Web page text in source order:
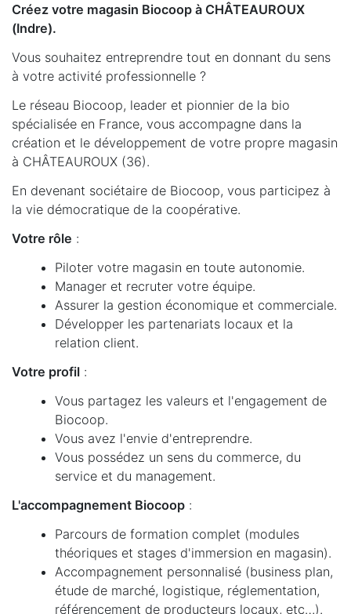
Créez votre magasin Biocoop à CHÂTEAUROUX
(Indre).
Vous souhaitez entreprendre tout en donnant du sens
à votre activité professionnelle ?
Le réseau Biocoop, leader et pionnier de la bio
spécialisée en France, vous accompagne dans la
création et le développement de votre propre magasin
à CHÂTEAUROUX (36).
En devenant sociétaire de Biocoop, vous participez à
la vie démocratique de la coopérative.
Votre rôle :
Piloter votre magasin en toute autonomie.
Manager et recruter votre équipe.
Assurer la gestion économique et commerciale.
Développer les partenariats locaux et la
relation client.
Votre profil :
Vous partagez les valeurs et l'engagement de
Biocoop.
Vous avez l'envie d'entreprendre.
Vous possédez un sens du commerce, du
service et du management.
L'accompagnement Biocoop :
Parcours de formation complet (modules
théoriques et stages d'immersion en magasin).
Accompagnement personnalisé (business plan,
étude de marché, logistique, réglementation,
référencement de producteurs locaux, etc…).